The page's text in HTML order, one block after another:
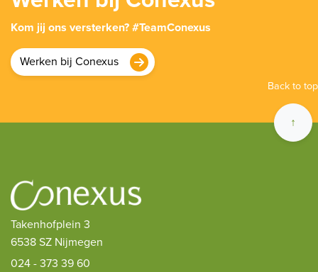
Kom jij ons versterken? #TeamConexus
Werken bij Conexus
Back to top
↑
Takenhofplein 3
6538 SZ Nijmegen
024 - 373 39 60